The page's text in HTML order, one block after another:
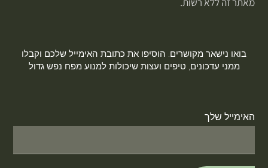
בואו נישאר מקושרים. הוסיפו את כתובת האימייל שלכם וקבלו
ממני עדכונים, טיפים ועצות שיכולות למנוע מפח נפש גדול
האימייל שלך